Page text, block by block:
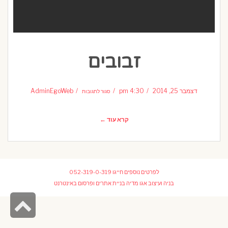
זבובים
דצמבר 25, 2014 4:30 pm סגור לתגובות זבוביםAdminEgoWeb
קרא עוד ←
לפרטים נוספים חייגו 052-319-0-319
בניה ועיצובאגו מדיה בניית אתרים ופרסום באינטרנט